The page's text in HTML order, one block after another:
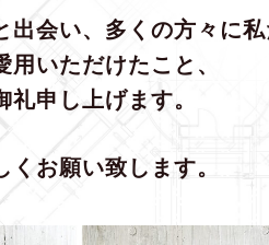
出会い、多くの方々に
いただけたこと、
申し上げます。
お願い致します。